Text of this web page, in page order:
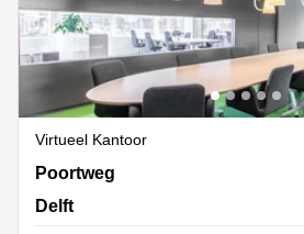
Virtueel Kantoor
Poortweg 4, Delft
Poortweg
Delft